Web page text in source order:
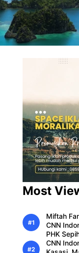
Most
Miftah
CNN
PHK
CNN